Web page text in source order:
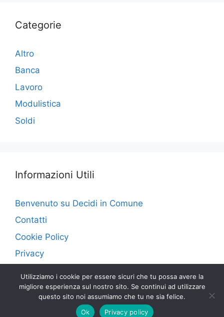
Categorie
Altro
Banca
Lavoro
Modulistica
Soldi
Informazioni Utili
Benvenuto su Decidi in Comune
Contatti
Cookie Policy
Privacy
© 2026 Decidi in Comune• Creato con
GeneratePress
Utilizziamo i cookie per essere sicuri che tu possa avere la
migliore esperienza sul nostro sito. Se continui ad utilizzare
questo sito noi assumiamo che tu ne sia felice.
Ok
Privacy policy